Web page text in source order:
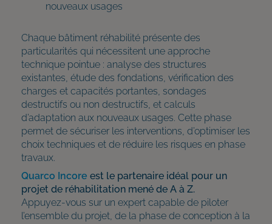
nouveaux usages
Chaque bâtiment réhabilité présente des
particularités qui nécessitent une approche
technique pointue : analyse des structures
existantes, étude des fondations, vérification des
charges et capacités portantes, sondages
destructifs ou non destructifs, et calculs
d’adaptation aux nouveaux usages. Cette phase
permet de sécuriser les interventions, d’optimiser les
choix techniques et de réduire les risques en phase
travaux.
Quarco Incore est le partenaire idéal pour un
projet de réhabilitation mené de A à Z.
Appuyez-vous sur un expert capable de piloter
l’ensemble du projet, de la phase de conception à la